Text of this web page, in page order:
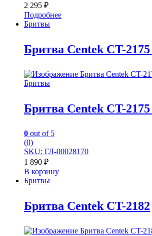
2 295 ₽
Подробнее
Бритвы
Бритва Centek CT-
Бритвы
Бритва Centek CT-
0 out of 5
(0)
SKU: ГЛ-00028170
1 890 ₽
В корзину
Бритвы
Бритва Centek CT-2182